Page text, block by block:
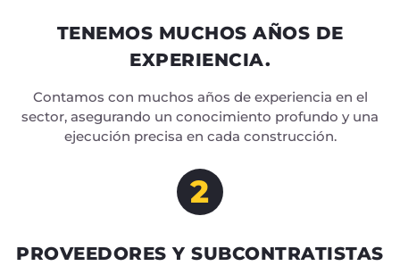
TENEMOS MUCHOS AÑOS DE
EXPERIENCIA.
Contamos con muchos años de experiencia en el
sector, asegurando un conocimiento profundo y una
ejecución precisa en cada construcción.
2
PROVEEDORES Y SUBCONTRATISTAS